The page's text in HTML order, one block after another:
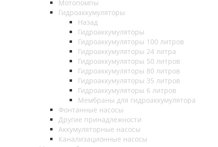
Мотопомпы
Гидроаккумуляторы
Назад
Гидроаккумуляторы
Гидроаккумуляторы 100 литров
Гидроаккумуляторы 24 литра
Гидроаккумуляторы 50 литров
Гидроаккумуляторы 80 литров
Гидроаккумуляторы 35 литров
Гидроаккумуляторы 6 литров
Мембраны для гидроаккумулятора
Фонтанные насосы
Другие принадлежности
Аккумуляторные насосы
Канализационные насосы